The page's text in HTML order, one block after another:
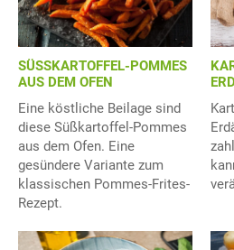
SÜSSKARTOFFEL-POMMES
AUS DEM OFEN
Eine köstliche Beilage sind
diese Süßkartoffel-Pommes
aus dem Ofen. Eine
gesündere Variante zum
klassischen Pommes-Frites-
Rezept.